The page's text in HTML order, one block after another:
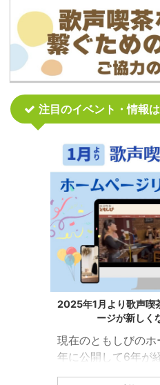
注目のイベント・情報
2025年1月より歌声喫
ージが新しく
現在のともしびの
年に公開して6年が
す。 ともしびの中